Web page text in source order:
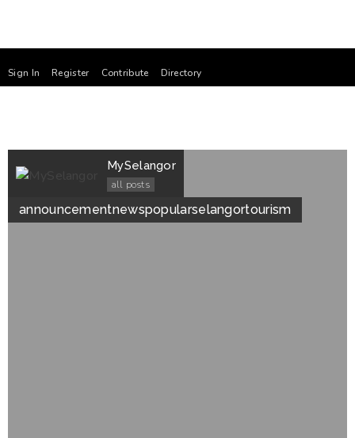
Sign In Register Contribute Directory
MySelangor
all posts
announcementnewspopularselangortourism